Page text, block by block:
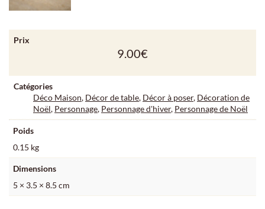
Prix
9.00€
Catégories
Déco Maison, Décor de table, Décor à poser, Décoration de
Noël, Personnage, Personnage d'hiver, Personnage de Noël
Poids
0.15 kg
Dimensions
5 × 3.5 × 8.5 cm